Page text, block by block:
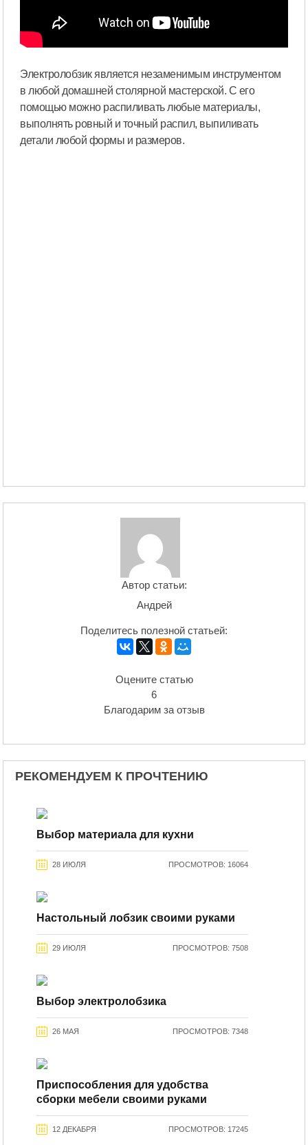
Электролобзик является незаменимым инструментом
в любой домашней столярной мастерской. С его
помощью можно распиливать любые материалы,
выполнять ровный и точный распил, выпиливать
детали любой формы и размеров.
Автор статьи:
Андрей
Поделитесь полезной статьей:
Оцените статью
6
Благодарим за отзыв
РЕКОМЕНДУЕМ К ПРОЧТЕНИЮ
Выбор материала для кухни
28 ИЮЛЯ ПРОСМОТРОВ: 16064
Настольный лобзик своими руками
29 ИЮЛЯ ПРОСМОТРОВ: 7508
Выбор электролобзика
26 МАЯ ПРОСМОТРОВ: 7348
Приспособления для удобства
сборки мебели своими руками
12 ДЕКАБРЯ ПРОСМОТРОВ: 17245